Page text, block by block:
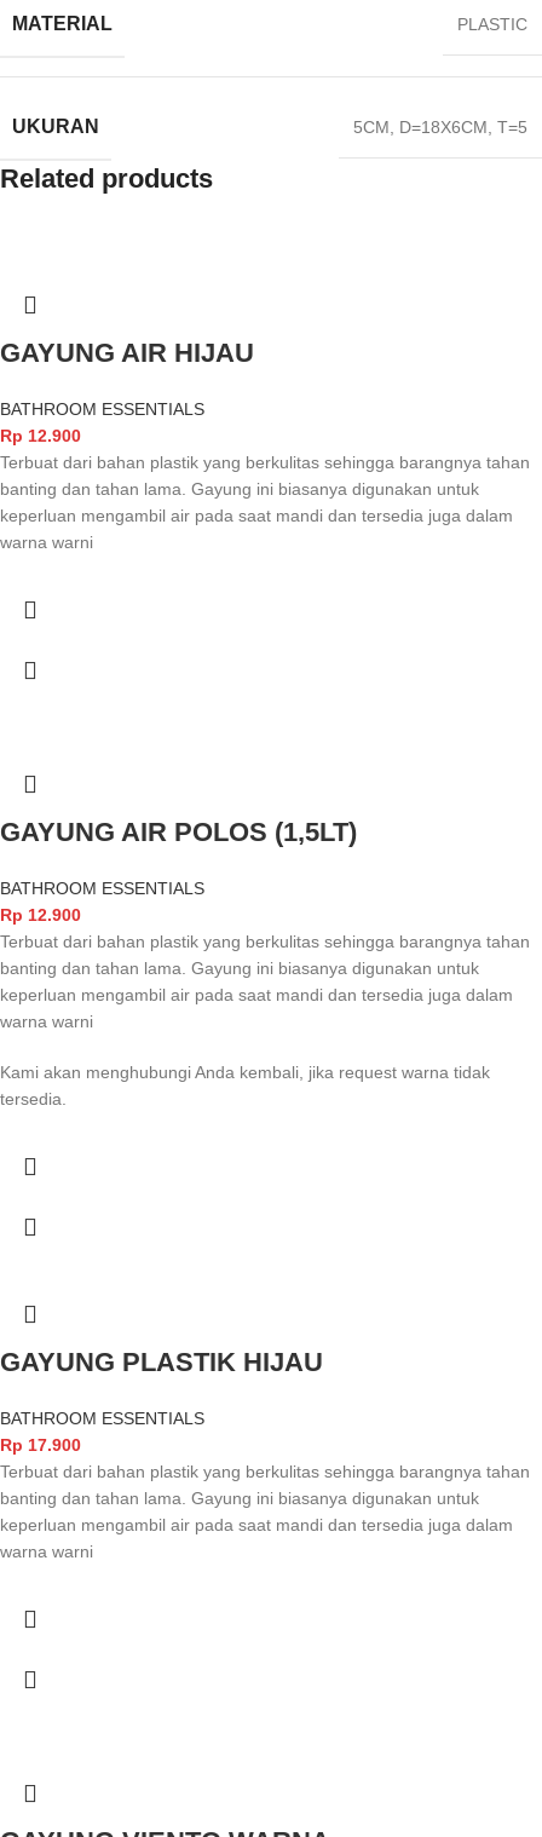
MATERIAL PLASTIC
UKURAN 5CM, D=18X6CM, T=5
Related products
GAYUNG AIR HIJAU
BATHROOM ESSENTIALS
Rp 12.900
Terbuat dari bahan plastik yang berkulitas sehingga barangnya tahan
banting dan tahan lama. Gayung ini biasanya digunakan untuk
keperluan mengambil air pada saat mandi dan tersedia juga dalam
warna warni
GAYUNG AIR POLOS (1,5LT)
BATHROOM ESSENTIALS
Rp 12.900
Terbuat dari bahan plastik yang berkulitas sehingga barangnya tahan
banting dan tahan lama. Gayung ini biasanya digunakan untuk
keperluan mengambil air pada saat mandi dan tersedia juga dalam
warna warni
Kami akan menghubungi Anda kembali, jika request warna tidak
tersedia.
GAYUNG PLASTIK HIJAU
BATHROOM ESSENTIALS
Rp 17.900
Terbuat dari bahan plastik yang berkulitas sehingga barangnya tahan
banting dan tahan lama. Gayung ini biasanya digunakan untuk
keperluan mengambil air pada saat mandi dan tersedia juga dalam
warna warni